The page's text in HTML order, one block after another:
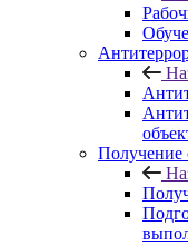
Получение